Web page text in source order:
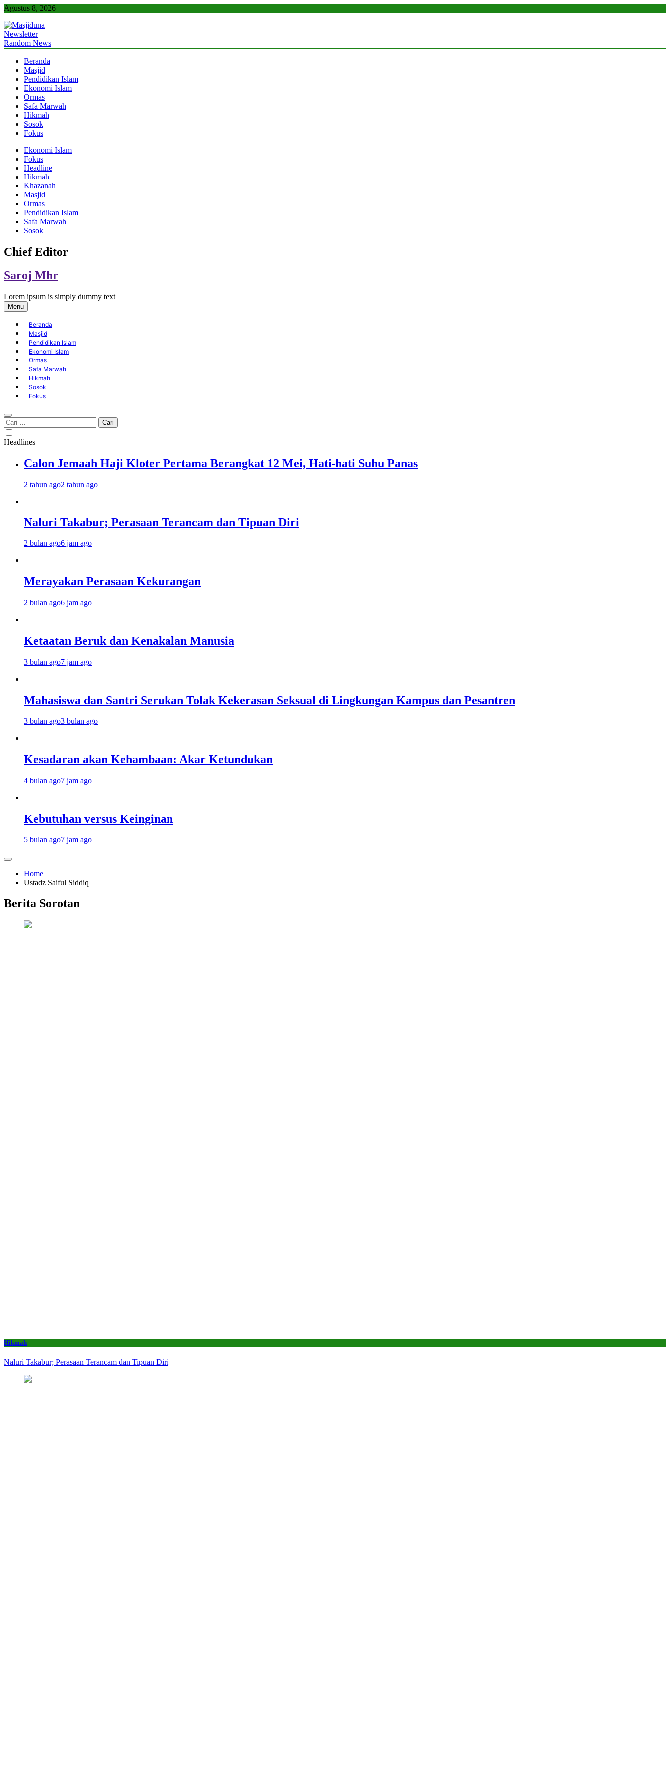
Skip
content
Agustus 8, 2026
Masjiduna
Referensi Berita Islam Indonesia
Newsletter
Random News
Beranda
Masjid
Pendidikan Islam
Ekonomi Islam
Ormas
Safa Marwah
Hikmah
Sosok
Fokus
Ekonomi Islam
Fokus
Headline
Hikmah
Khazanah
Masjid
Ormas
Pendidikan Islam
Safa Marwah
Sosok
Chief Editor
Saroj Mhr
Lorem ipsum is simply dummy text
Menu
Beranda
Masjid
Pendidikan Islam
Ekonomi Islam
Ormas
Safa Marwah
Hikmah
Sosok
Fokus
Cari
untuk:
Headlines
Calon Jemaah Haji Kloter Pertama Berangkat 12 Mei, Hati-hati Suhu Panas
2 tahun ago2 tahun ago
Naluri Takabur; Perasaan Terancam dan Tipuan Diri
2 bulan ago6 jam ago
Merayakan Perasaan Kekurangan
2 bulan ago6 jam ago
Ketaatan Beruk dan Kenakalan Manusia
3 bulan ago7 jam ago
Mahasiswa dan Santri Serukan Tolak Kekerasan Seksual di Lingkungan Kampus dan Pesantren
3 bulan ago3 bulan ago
Kesadaran akan Kehambaan: Akar Ketundukan
4 bulan ago7 jam ago
Kebutuhan versus Keinginan
5 bulan ago7 jam ago
Home
Ustadz Saiful Siddiq
Berita Sorotan
Hikmah
Naluri Takabur; Perasaan Terancam dan Tipuan Diri